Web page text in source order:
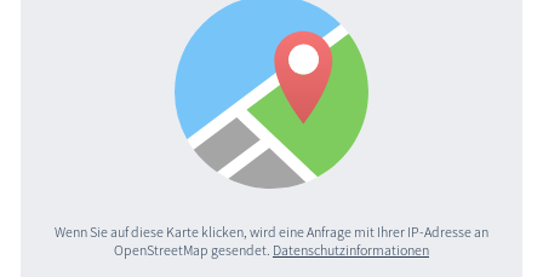
Wenn Sie auf diese Karte klicken, wird eine Anfrage mit Ihrer IP-Adresse an
OpenStreetMap gesendet. Datenschutzinformationen